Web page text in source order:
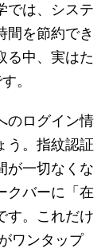
では、システ
間を節約でき
る中、実はた
。
のログイン情
う。指紋認証
が一切なくな
クバーに「在
す。これだけ
ワンタップ